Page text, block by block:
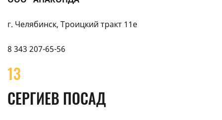
г. Челябинск, Троицкий тракт 11е
8 343 207-65-56
13
СЕРГИЕВ ПОСАД